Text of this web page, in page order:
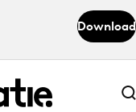
Download
Abonneer nu
Abonneer nu